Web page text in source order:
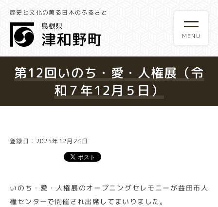
歴史と文化の薫る日本のふるさと
第12回いのち・愛・人権展（令
和７年12月５日）
登録日：2025年12月23日
いのち・愛・人権展のオープニングセレモニーが益田市人
権センターで開催され出席してまいりました。